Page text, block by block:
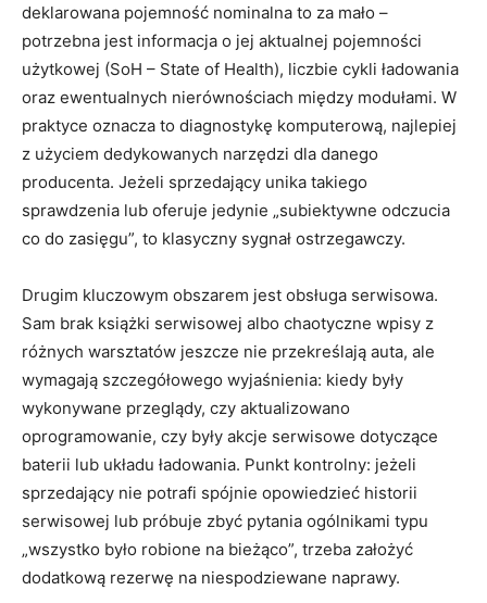
deklarowana pojemność nominalna to za mało –
potrzebna jest informacja o jej aktualnej pojemności
użytkowej (SoH – State of Health), liczbie cykli ładowania
oraz ewentualnych nierównościach między modułami. W
praktyce oznacza to diagnostykę komputerową, najlepiej
z użyciem dedykowanych narzędzi dla danego
producenta. Jeżeli sprzedający unika takiego
sprawdzenia lub oferuje jedynie „subiektywne odczucia
co do zasięgu”, to klasyczny sygnał ostrzegawczy.
Drugim kluczowym obszarem jest obsługa serwisowa.
Sam brak książki serwisowej albo chaotyczne wpisy z
różnych warsztatów jeszcze nie przekreślają auta, ale
wymagają szczegółowego wyjaśnienia: kiedy były
wykonywane przeglądy, czy aktualizowano
oprogramowanie, czy były akcje serwisowe dotyczące
baterii lub układu ładowania. Punkt kontrolny: jeżeli
sprzedający nie potrafi spójnie opowiedzieć historii
serwisowej lub próbuje zbyć pytania ogólnikami typu
„wszystko było robione na bieżąco”, trzeba założyć
dodatkową rezerwę na niespodziewane naprawy.